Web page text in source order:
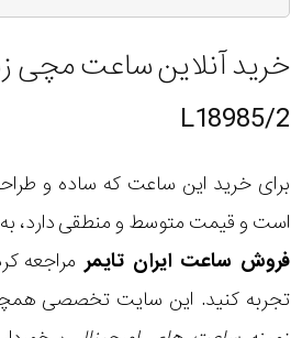
خرید آنلاین ساعت مچی
L18985/2
برای خرید این ساعت که ساده و
است و قیمت متوسط و منطقی دارد،
فروش ساعت ایران تایمر مراجعه
تجربه کنید. این سایت تخصصی